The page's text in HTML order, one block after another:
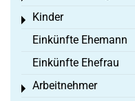
Kinder
Toggle menu
Einkünfte Ehemann
Einkünfte Ehefrau
Arbeitnehmer
Toggle menu